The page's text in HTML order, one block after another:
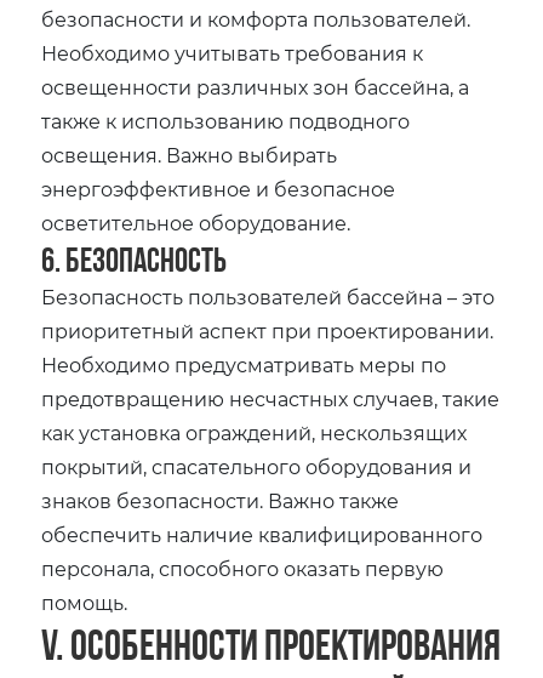
безопасности и комфорта пользователей.
Необходимо учитывать требования к
освещенности различных зон бассейна, а
также к использованию подводного
освещения. Важно выбирать
энергоэффективное и безопасное
осветительное оборудование.
6. Безопасность
Безопасность пользователей бассейна – это
приоритетный аспект при проектировании.
Необходимо предусматривать меры по
предотвращению несчастных случаев, такие
как установка ограждений, нескользящих
покрытий, спасательного оборудования и
знаков безопасности. Важно также
обеспечить наличие квалифицированного
персонала, способного оказать первую
помощь.
V. Особенности проектирования